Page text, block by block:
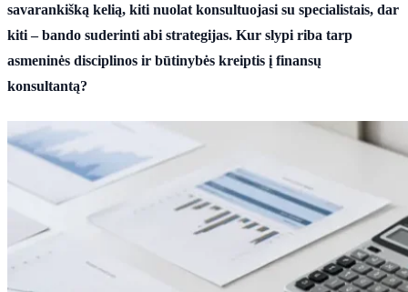
savarankišką kelią, kiti nuolat konsultuojasi su specialistais, dar
kiti – bando suderinti abi strategijas. Kur slypi riba tarp
asmeninės disciplinos ir būtinybės kreiptis į finansų
konsultantą?